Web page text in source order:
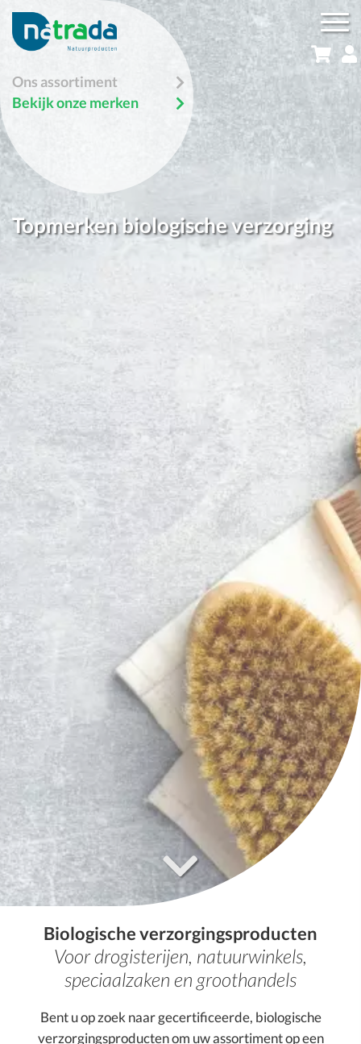
Ons assortiment
Bekijk onze merken
Biologische verzorgingsproducten
Voor drogisterijen, natuurwinkels,
speciaalzaken en groothandels
Bent u op zoek naar gecertificeerde, biologische
verzorgingsproducten om uw assortiment op een